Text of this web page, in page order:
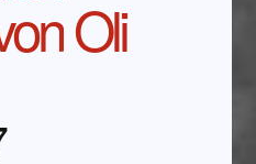
Oli